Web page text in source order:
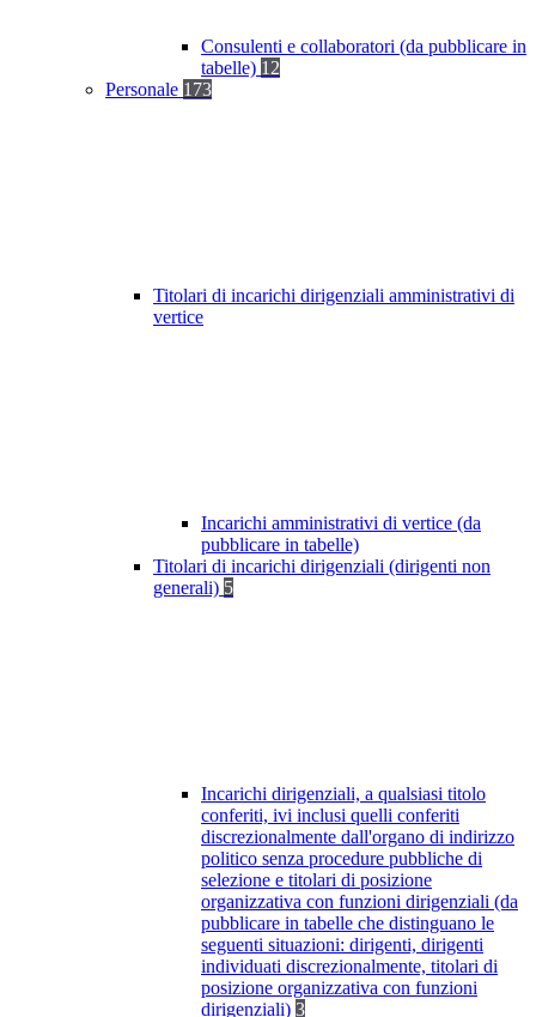
Consulenti e collaboratori (da pubblicare in
tabelle) 12
Personale 173
Titolari di incarichi dirigenziali amministrativi di
vertice
Incarichi amministrativi di vertice (da
pubblicare in tabelle)
Titolari di incarichi dirigenziali (dirigenti non
generali) 5
Incarichi dirigenziali, a qualsiasi titolo
conferiti, ivi inclusi quelli conferiti
discrezionalmente dall'organo di indirizzo
politico senza procedure pubbliche di
selezione e titolari di posizione
organizzativa con funzioni dirigenziali (da
pubblicare in tabelle che distinguano le
seguenti situazioni: dirigenti, dirigenti
individuati discrezionalmente, titolari di
posizione organizzativa con funzioni
dirigenziali) 3